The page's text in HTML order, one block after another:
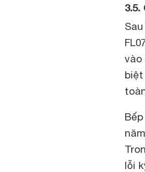
vào
lỗi